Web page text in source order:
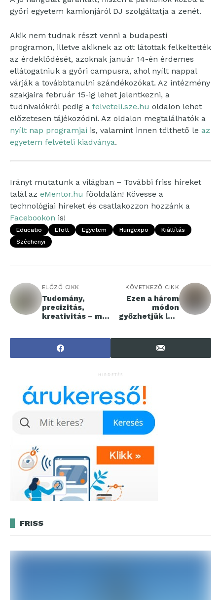
győri egyetem kamionjáról DJ szolgáltatja a zenét.
Akik nem tudnak részt venni a budapesti
programon, illetve akiknek az ott látottak felkeltették
az érdeklődését, azoknak január 14-én érdemes
ellátogatniuk a győri campusra, ahol nyílt nappal
várják a továbbtanulni szándékozókat. Az intézmény
szakjaira február 15-ig lehet jelentkezni, a
tudnivalókról pedig a felveteli.sze.hu oldalon lehet
előzetesen tájékozódni. Az oldalon megtalálhatók a
nyílt nap programjai is, valamint innen tölthető le az
egyetem felvételi kiadványa.
Irányt mutatunk a világban – További friss híreket
talál az eMentor.hu főoldalán! Kövesse a
technológiai híreket és csatlakozzon hozzánk a
Facebookon is!
Educatio Efott Egyetem Hungexpo
Kiállítás
Széchenyi
ELŐZŐ CIKK
Tudomány,
precizitás,
kreativitás – mi
lenni?
KÖVETKEZŐ CIKK
Ezen a három
módon
győzhetjük le a
válságot
HIRDETÉS
FRISS